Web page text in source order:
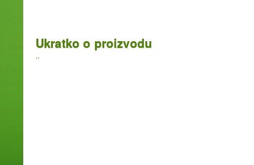
Ukratko o proizvodu
..